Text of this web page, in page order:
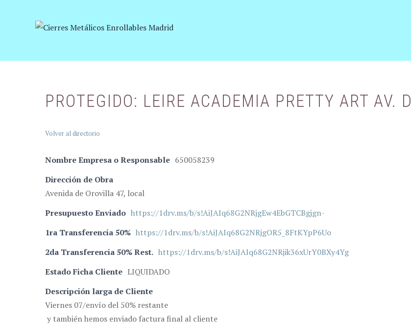
PROTEGIDO: LEIRE ACADEMIA PRETTY ART AV.
Volver al directorio
Nombre Empresa o Responsable 650058239
Dirección de Obra
Avenida de Orovilla 47, local
Presupuesto Enviado https://1drv.ms/b/s!AiJAIq68G2NRjgEw4EbGTCBgjgn-
1ra Transferencia 50% https://1drv.ms/b/s!AiJAIq68G2NRjgOR5_8FtKYpP6Uo
2da Transferencia 50% Rest. https://1drv.ms/b/s!AiJAIq68G2NRjik36xUrY0BXy4Yg
Estado Ficha Cliente LIQUIDADO
Descripción larga de Cliente
Viernes 07/envío del 50% restante
y también hemos enviado factura final al cliente